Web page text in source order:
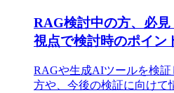
RAG検討中の方、必
視点で検討時のポイン
RAGや生成AIツールを検
方や、今後の検証に向けて